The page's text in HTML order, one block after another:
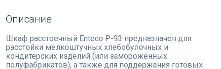
Описание
Шкаф расстоечный Enteco Р-93 предназначен для
расстойки мелкоштучных хлебобулочных и
кондитерских изделий (или замороженных
полуфабрикатов), а также для поддержания готовых